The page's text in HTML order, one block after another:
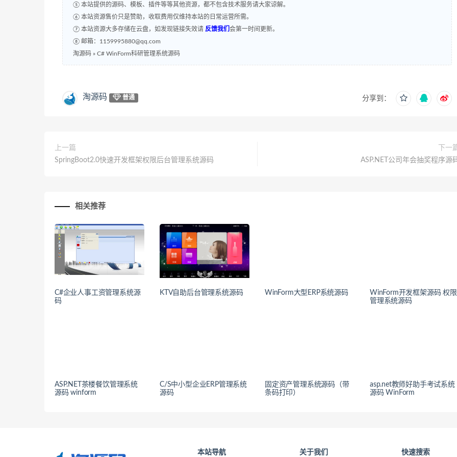
⑤ 本站提供的源码、模板、插件等等其他资源，都不包含技术服务请大家谅解。
⑥ 本站资源售价只是赞助，收取费用仅维持本站的日常运营所需。
⑦ 本站资源大多存储在云盘，如发现链接失效请 反馈我们 会第一时间更新。
⑧ 邮箱：1159995880@qq.com
淘源码 » C# WinForm科研管理系统源码
淘源码 普通 分享到：
上一篇
SpringBoot2.0快速开发框架权限后台管理系统源码
下一
ASP.NET公司年会抽奖程序源
相关推荐
C#企业人事工资管理系统源
码
KTV自助后台管理系统源码 WinForm大型ERP系统源码
WinForm开发框架源码 权限
管理系统源码
ASP.NET茶楼餐饮管理系统
源码 winform
C/S中小型企业ERP管理系统
源码
固定资产管理系统源码（带
条码打印）
asp.net教师好助手考试系统
源码 WinForm
本站导航 关于我们 快速搜索